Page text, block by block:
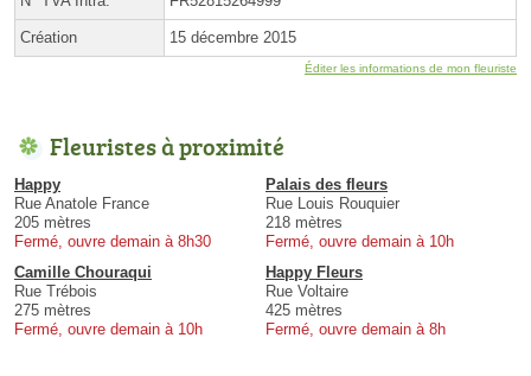
Création 15 décembre 2015
Éditer les informations de mon fleuriste
Fleuristes à proximité
Happy
Rue Anatole France
205 mètres
Fermé, ouvre demain à 8h30
Palais des fleurs
Rue Louis Rouquier
218 mètres
Fermé, ouvre demain à 10h
Camille Chouraqui
Rue Trébois
275 mètres
Fermé, ouvre demain à 10h
Happy Fleurs
Rue Voltaire
425 mètres
Fermé, ouvre demain à 8h